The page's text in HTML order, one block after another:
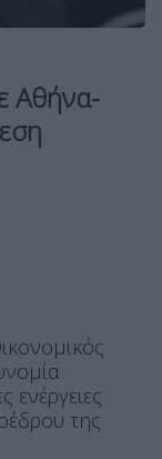
Αθήνα-
ενέργειες
της